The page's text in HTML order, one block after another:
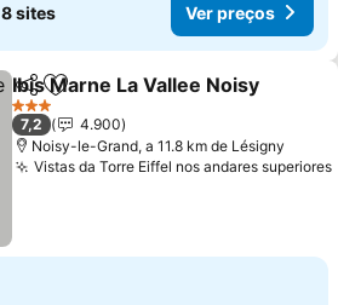
8 sites Ver preços
PartilharAdicionar aos favoritos
Ibis Marne La Vallee Noisy
3 Estrelas
7,2
4.900
Noisy-le-Grand, a 11.8 km de Lésigny
Vistas da Torre Eiffel nos andares superiores